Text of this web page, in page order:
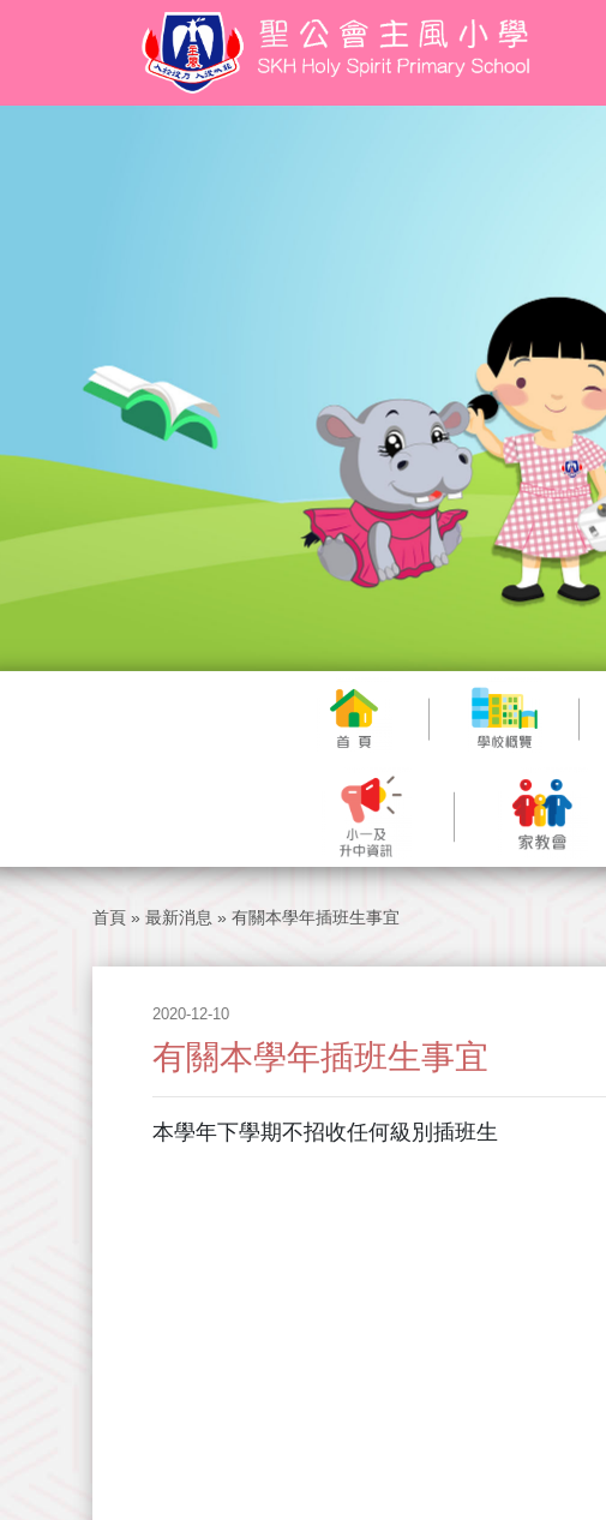
首頁 » 最新消息 » 有關本學年插班生事宜
2020-12-10
有關本學年插班生事宜
本學年下學期不招收任何級別插班生